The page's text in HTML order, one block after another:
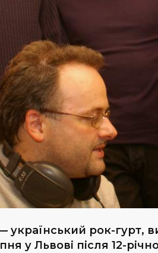
український рок-гурт,
у Львові після 12-